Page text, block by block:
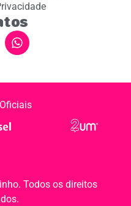
Todos os direitos